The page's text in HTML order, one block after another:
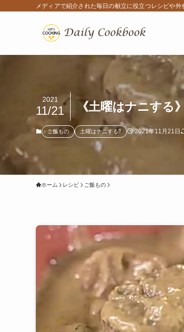
メディアで紹介された毎日の献立に役立つレシピや外
《土曜はナニする
2021
11/21
ご飯もの 土曜はナニする⁉ 2021年11月21日
ホーム レシピ ご飯もの